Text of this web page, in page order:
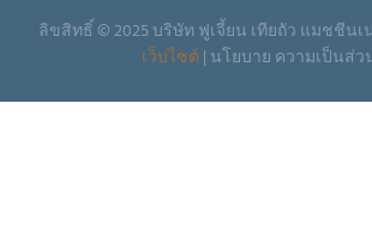
ลิขสิทธิ์ © 2025 บริษัท ฟูเจี้ยน เทียถัว แมชชีนเ
เว็บไซต์ | นโยบาย ความเป็นส่ว